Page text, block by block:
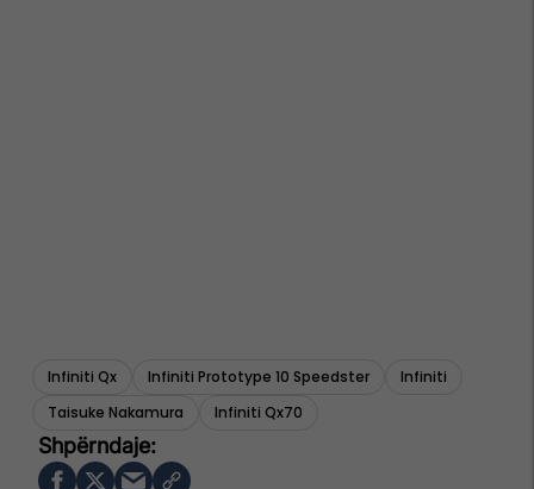
Infiniti Qx Infiniti Prototype 10 Speedster
Infiniti
Taisuke Nakamura
Infiniti Qx70